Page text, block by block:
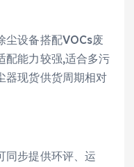
尘设备搭配VOCs废
配能力较强,适合多污
器现货供货周期相对
同步提供环评、运